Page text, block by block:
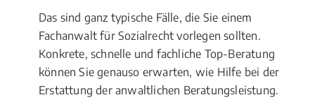
Das sind ganz typische Fälle, die Sie einem
Fachanwalt für Sozialrecht vorlegen sollten.
Konkrete, schnelle und fachliche Top-Beratung
können Sie genauso erwarten, wie Hilfe bei der
Erstattung der anwaltlichen Beratungsleistung.